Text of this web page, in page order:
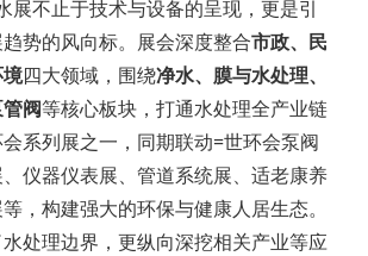
展不止于技术与设备的呈现，更是引
势的风向标。展会深度整合市政、民
四大领域，围绕净水、膜与水处理、
阀等核心板块，打通水处理全产业链
系列展之一，同期联动=世环会泵阀
仪器仪表展、管道系统展、适老康养
，构建强大的环保与健康人居生态。
处理边界，更纵向深挖相关产业等应